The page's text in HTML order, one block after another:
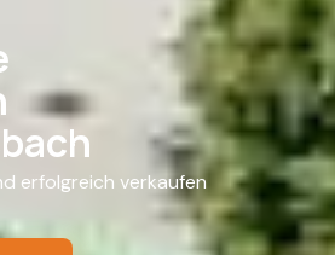
erfolgreich verkaufen